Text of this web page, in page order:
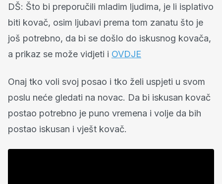
DŠ: Što bi preporučili mladim ljudima, je li isplativo
biti kovač, osim ljubavi prema tom zanatu što je
još potrebno, da bi se došlo do iskusnog kovača,
a prikaz se može vidjeti i OVDJE
Onaj tko voli svoj posao i tko želi uspjeti u svom
poslu neće gledati na novac. Da bi iskusan kovač
postao potrebno je puno vremena i volje da bih
postao iskusan i vješt kovač.